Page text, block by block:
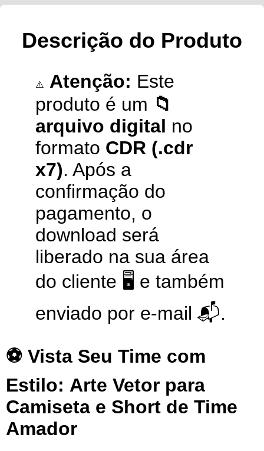
Descrição do Produto
⚠️ Atenção: Este
produto é um 📁
arquivo digital no
formato CDR (.cdr
x7). Após a
confirmação do
pagamento, o
download será
liberado na sua área
do cliente 🖥️ e também
enviado por e-mail 📬.
⚽ Vista Seu Time com
Estilo: Arte Vetor para
Camiseta e Short de Time
Amador